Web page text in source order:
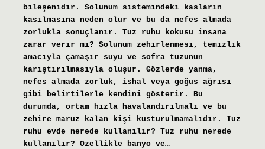
bileşenidir. Solunum sistemindeki kasların
kasılmasına neden olur ve bu da nefes almada
zorlukla sonuçlanır. Tuz ruhu kokusu insana
zarar verir mi? Solunum zehirlenmesi, temizlik
amacıyla çamaşır suyu ve sofra tuzunun
karıştırılmasıyla oluşur. Gözlerde yanma,
nefes almada zorluk, ishal veya göğüs ağrısı
gibi belirtilerle kendini gösterir. Bu
durumda, ortam hızla havalandırılmalı ve bu
zehire maruz kalan kişi kusturulmamalıdır. Tuz
ruhu evde nerede kullanılır? Tuz ruhu nerede
kullanılır? Özellikle banyo ve…